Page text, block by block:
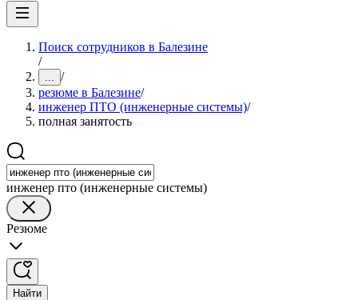
Поиск сотрудников в Балезине
/
... /
резюме в Балезине/
инженер ПТО (инженерные системы)/
полная занятость
инженер пто (инженерные системы)
Резюме
Найти